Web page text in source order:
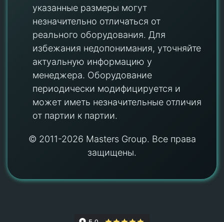
указанные размеры могут
незначительно отличаться от
реального оборудования. Для
избежания недопонимания, уточняйте
актуальную информацию у
менеджера. Оборудование
периодически модифицируется и
может иметь незначительные отличия
от партии к партии.
© 2011-2026 Masters Group. Все права
защищены.